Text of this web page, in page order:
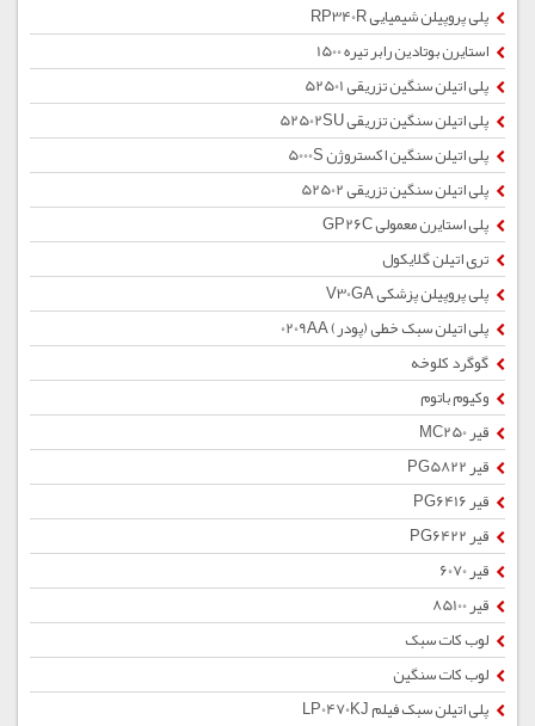
پلی پروپیلن شیمیایی RP340R
استایرن بوتادین رابر تیره 1500
پلی اتیلن سنگین تزریقی 52501
پلی اتیلن سنگین تزریقی 52502SU
پلی اتیلن سنگین اکستروژن 5000S
پلی اتیلن سنگین تزریقی 52502
پلی استایرن معمولی GP26C
تری اتیلن گلایکول
پلی پروپیلن پزشکی V30GA
پلی اتیلن سبک خطی (پودر) 0209AA
گوگرد کلوخه
وکیوم باتوم
قیر MC250
قیر PG5822
قیر PG6416
قیر PG6422
قیر 6070
قیر 85100
لوب کات سبک
لوب کات سنگین
پلی اتیلن سبک فیلم LP0470KJ